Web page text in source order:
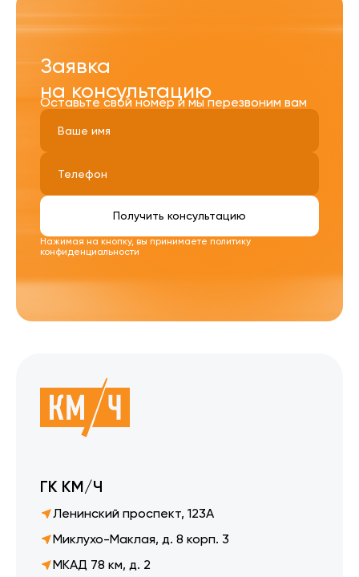
Заявка
на консультацию
Оставьте свой номер и мы перезвоним вам
Нажимая на кнопку, вы принимаете политику
конфиденциальности
Получить консультацию
ГК КМ/Ч
Ленинский проспект, 123А
Миклухо-Маклая, д. 8 корп. 3
МКАД 78 км, д. 2